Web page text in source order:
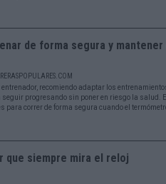
de forma segura y
entrenador, recomiendo adaptar los
progresando sin poner en riesgo la salud.
para correr de forma segura cuando el
que siempre mira el reloj